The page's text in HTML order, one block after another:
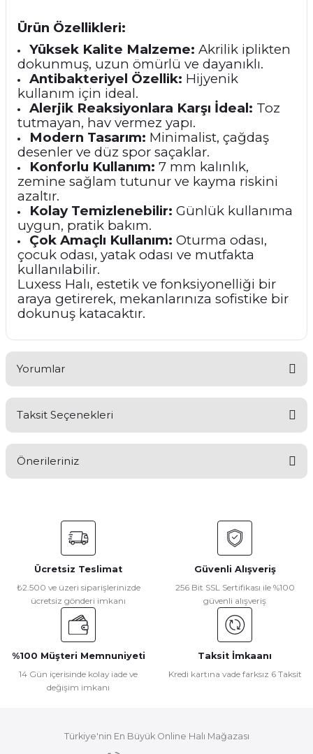
Ürün Özellikleri:
Yüksek Kalite Malzeme: Akrilik iplikten
dokunmuş, uzun ömürlü ve dayanıklı.
Antibakteriyel Özellik: Hijyenik
kullanım için ideal.
Alerjik Reaksiyonlara Karşı İdeal: Toz
tutmayan, hav vermez yapı.
Modern Tasarım: Minimalist, çağdaş
desenler ve düz spor saçaklar.
Konforlu Kullanım: 7 mm kalınlık,
zemine sağlam tutunur ve kayma riskini
azaltır.
Kolay Temizlenebilir: Günlük kullanıma
uygun, pratik bakım.
Çok Amaçlı Kullanım: Oturma odası,
çocuk odası, yatak odası ve mutfakta
kullanılabilir.
Luxess Halı, estetik ve fonksiyonelliği bir
araya getirerek, mekanlarınıza sofistike bir
dokunuş katacaktır.
Yorumlar
Yorum Yaz
Taksit Seçenekleri
Önerileriniz
konularda yetersiz gördüğünüz noktaları öneri formunu
kullanarak tarafımıza iletebilirsiniz.
Görüş ve önerileriniz için teşekkür ederiz.
Ürün resmi kalitesiz, bozuk veya görüntülenemiyor.
Ürün açıklamasında eksik bilgiler bulunuyor.
Ürün bilgilerinde hatalar bulunuyor.
Ürün fiyatı diğer sitelerden daha pahalı.
Ücretsiz Teslimat
₺2.500 ve üzeri siparişlerinizde
ücretsiz gönderi imkanı
Güvenli Alışveriş
256 Bit SSL Sertifikası ile %100
güvenli alışveriş
%100 Müşteri Memnuniyeti
14 Gün içerisinde kolay iade ve
değişim imkanı
Taksit İmkaanı
Kredi kartına vade farksız 6 Taksit
Türkiye'nin En Büyük Online Halı Mağazası